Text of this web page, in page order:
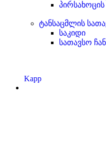
ტანსაცმლის
საკიდი
სათავსო
Kapp